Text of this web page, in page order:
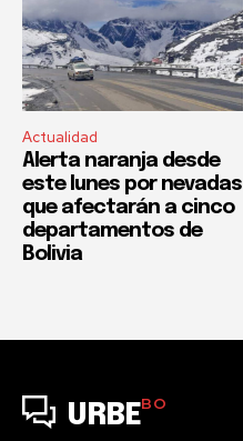
Actualidad
Alerta naranja desde
este lunes por nevadas
que afectarán a cinco
departamentos de
Bolivia
URBEBO